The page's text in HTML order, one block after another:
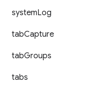
systemLog
tabCapture
tabGroups
tabs